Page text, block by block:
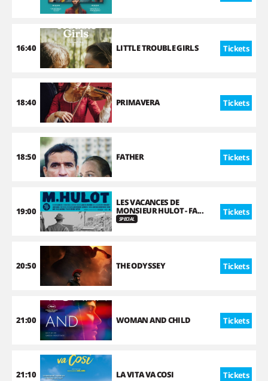
16:40 LITTLE TROUBLE GIRLS Tickets
18:40 PRIMAVERA Tickets
18:50 FATHER Tickets
19:00
LES VACANCES DE
MONSIEUR HULOT - FA...
SPECIAL
Tickets
20:50 THE ODYSSEY Tickets
21:00 WOMAN AND CHILD Tickets
21:10 LA VITA VA COSI Tickets